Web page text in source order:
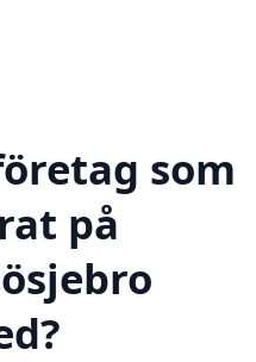
som
på